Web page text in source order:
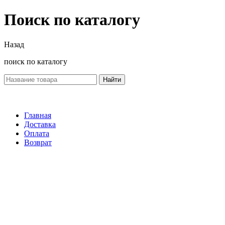
Поиск по каталогу
Назад
поиск по каталогу
Найти
Главная
Доставка
Оплата
Возврат